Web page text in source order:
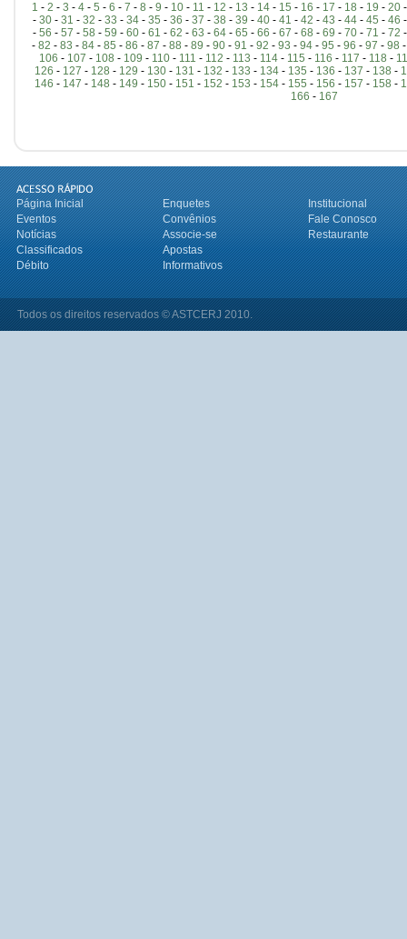
1 - 2 - 3 - 4 - 5 - 6 - 7 - 8 - 9 - 10 - 11 - 12 - 13 - 14 - 15 - 16 - 17 - 18 - 19 - 20
- 30- 31 - 32 - 33 - 34- 35 - 36 - 37 - 38 - 39 - 40- 41 - 42 - 43 - 44- 45 - 46
- 56 - 57 - 58 - 59 - 60- 61 - 62 - 63 - 64- 65 - 66 - 67 - 68 - 69 - 70- 71 - 72
- 82 - 83 - 84 - 85 - 86 - 87 - 88 - 89 - 90 - 91 - 92 - 93 - 94 - 95 - 96 - 97 - 98
106 - 107 - 108 - 109 - 110 - 111 - 112 - 113 - 114 - 115 - 116 - 117 - 118 -
126 - 127 - 128 - 129 - 130- 131 - 132 - 133 - 134- 135 - 136 - 137 - 138 -
146 - 147 - 148 - 149 - 150- 151 - 152 - 153 - 154- 155 - 156 - 157 - 158 -
166 - 167
Página Inicial Enquetes
Institucional
Eventos
Convênios
Fale Conosco
Notícias
Associe-se
Restaurante
Classificados
Apostas
Débito
Informativos
Todos os direitos reservados © ASTCERJ 2010.